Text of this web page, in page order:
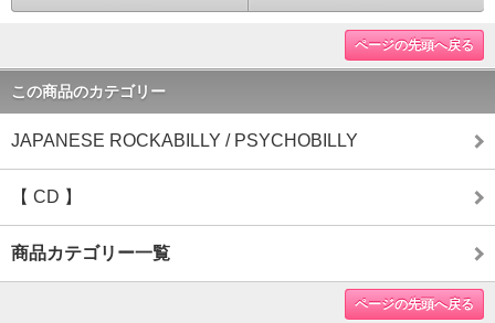
ページの先頭へ戻る
この商品のカテゴリー
JAPANESE ROCKABILLY / PSYCHOBILLY
【 CD 】
商品カテゴリー一覧
ページの先頭へ戻る